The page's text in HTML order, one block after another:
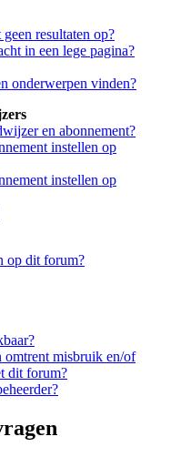
resultaten op?
in een lege pagina?
onderwerpen vinden?
en abonnement?
instellen op
instellen op
op dit forum?
omtrent misbruik en/of
dit forum?